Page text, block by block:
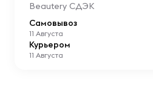
Beautery СДЭК
Самовывоз
11 Августа
Курьером
11 Августа